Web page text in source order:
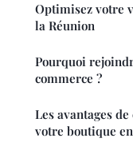
Optimisez votre
la Réunion
Pourquoi
commerce ?
Les avantages
votre boutique